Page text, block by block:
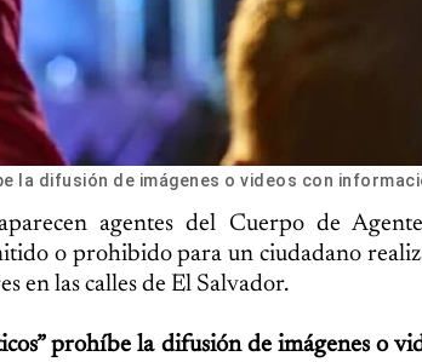
difusión de imágenes o videos con
agentes del Cuerpo de
o prohibido para un ciudadano
en las calles de El Salvador.
prohíbe la difusión de imágenes o